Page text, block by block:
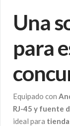
Una
para
Equipado con
RJ-45 y fuente
ideal para